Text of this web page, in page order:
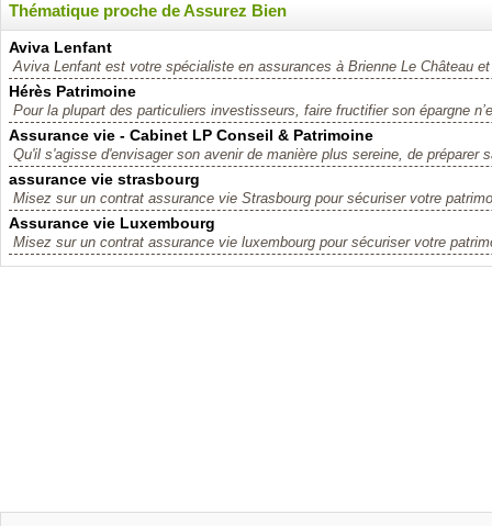
Thématique proche de Assurez Bien
Aviva Lenfant
Aviva Lenfant est votre spécialiste en assurances à Brienne Le Château
Hérès Patrimoine
Pour la plupart des particuliers investisseurs, faire fructifier son épargne
Assurance vie - Cabinet LP Conseil & Patrimoine
Qu'il s'agisse d'envisager son avenir de manière plus sereine, de préparer
assurance vie strasbourg
Misez sur un contrat assurance vie Strasbourg pour sécuriser votre
Assurance vie Luxembourg
Misez sur un contrat assurance vie luxembourg pour sécuriser votre